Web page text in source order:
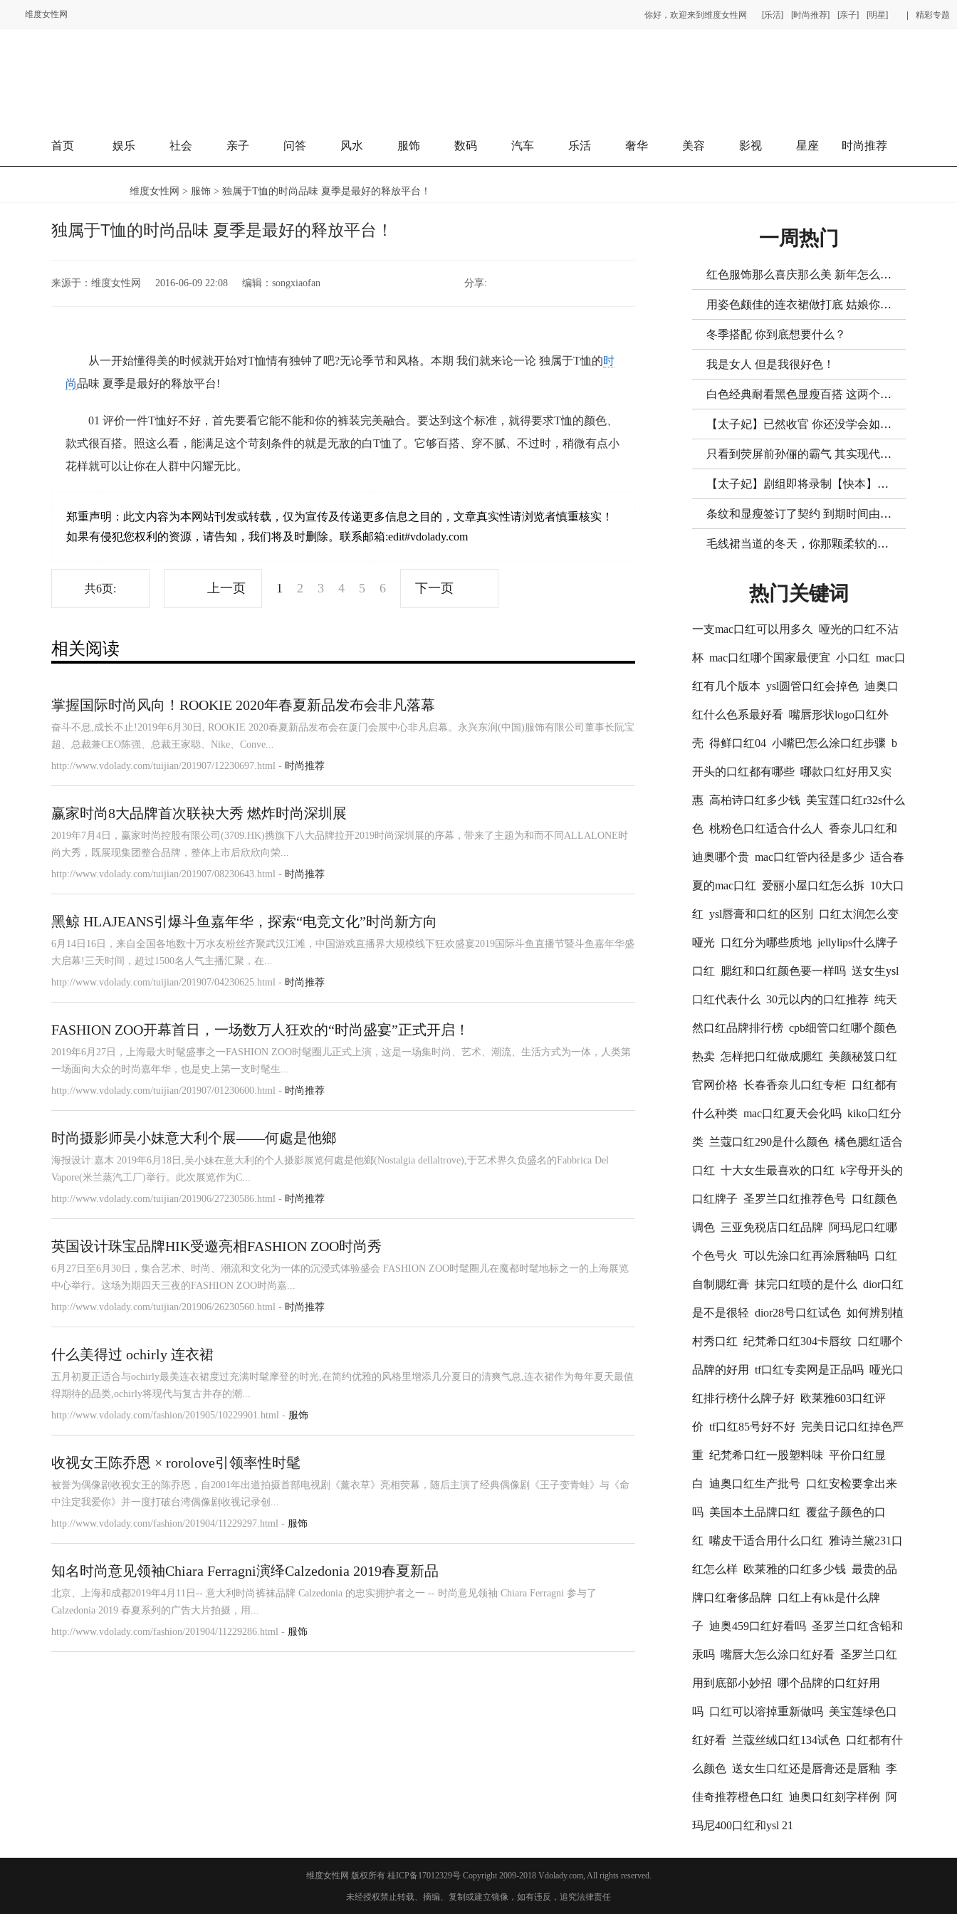
维度女性网 精彩专题
[乐活] [时尚推荐] [亲子] [明星]
你好，欢迎来到维度女性网
首页 娱乐 社会 亲子 问答 风水 服饰 数码 汽车 乐活 奢华 美容 影视 星座 时尚推荐
维度女性网 > 服饰 > 独属于T恤的时尚品味 夏季是最好的释放平台！
独属于T恤的时尚品味 夏季是最好的释放平台！
来源于： 维度女性网 2016-06-09 22:08 编辑： songxiaofan 分享:
从一开始懂得美的时候就开始对T恤情有独钟了吧?无论季节和风格。本期 我们就来论一论 独属于T恤的时
尚品味 夏季是最好的释放平台!
01 评价一件T恤好不好，首先要看它能不能和你的裤装完美融合。要达到这个标准，就得要求T恤的颜色、
款式很百搭。照这么看，能满足这个苛刻条件的就是无敌的白T恤了。它够百搭、穿不腻、不过时，稍微有点小
花样就可以让你在人群中闪耀无比。
郑重声明： 此文内容为本网站刊发或转载，仅为宣传及传递更多信息之目的，文章真实性请浏览者慎重核实！
如果有侵犯您权利的资源，请告知，我们将及时删除。联系邮箱:edit#vdolady.com
共6页: 上一页 1 2 3 4 5 6 下一页
相关阅读
掌握国际时尚风向！ROOKIE 2020年春夏新品发布会非凡落幕
奋斗不息,成长不止!2019年6月30日, ROOKIE 2020春夏新品发布会在厦门会展中心非凡启幕。永兴东润(中国)服饰有限公司董事长阮宝
超、总裁兼CEO陈强、总裁王家聪、Nike、Conve...
http://www.vdolady.com/tuijian/201907/12230697.html - 时尚推荐
赢家时尚8大品牌首次联袂大秀 燃炸时尚深圳展
2019年7月4日，赢家时尚控股有限公司(3709.HK)携旗下八大品牌拉开2019时尚深圳展的序幕，带来了主题为和而不同ALLALONE时
尚大秀，既展现集团整合品牌，整体上市后欣欣向荣...
http://www.vdolady.com/tuijian/201907/08230643.html - 时尚推荐
黑鲸 HLAJEANS引爆斗鱼嘉年华，探索“电竞文化”时尚新方向
6月14日16日，来自全国各地数十万水友粉丝齐聚武汉江滩，中国游戏直播界大规模线下狂欢盛宴2019国际斗鱼直播节暨斗鱼嘉年华盛
大启幕!三天时间，超过1500名人气主播汇聚，在...
http://www.vdolady.com/tuijian/201907/04230625.html - 时尚推荐
FASHION ZOO开幕首日，一场数万人狂欢的“时尚盛宴”正式开启！
2019年6月27日，上海最大时髦盛事之一FASHION ZOO时髦圈儿正式上演，这是一场集时尚、艺术、潮流、生活方式为一体，人类第
一场面向大众的时尚嘉年华，也是史上第一支时髦生...
http://www.vdolady.com/tuijian/201907/01230600.html - 时尚推荐
时尚摄影师吴小妹意大利个展——何處是他鄉
海报设计:嘉木 2019年6月18日,吴小妹在意大利的个人摄影展览何處是他鄉(Nostalgia dellaltrove),于艺术界久负盛名的Fabbrica Del
Vapore(米兰蒸汽工厂)举行。此次展览作为C...
http://www.vdolady.com/tuijian/201906/27230586.html - 时尚推荐
英国设计珠宝品牌HIK受邀亮相FASHION ZOO时尚秀
6月27日至6月30日，集合艺术、时尚、潮流和文化为一体的沉浸式体验盛会 FASHION ZOO时髦圈儿在魔都时髦地标之一的上海展览
中心举行。这场为期四天三夜的FASHION ZOO时尚嘉...
http://www.vdolady.com/tuijian/201906/26230560.html - 时尚推荐
什么美得过 ochirly 连衣裙
五月初夏正适合与ochirly最美连衣裙度过充满时髦摩登的时光,在简约优雅的风格里增添几分夏日的清爽气息,连衣裙作为每年夏天最值
得期待的品类,ochirly将现代与复古并存的潮...
http://www.vdolady.com/fashion/201905/10229901.html - 服饰
收视女王陈乔恩 × rorolove引领率性时髦
被誉为偶像剧收视女王的陈乔恩，自2001年出道拍摄首部电视剧《薰衣草》亮相荧幕，随后主演了经典偶像剧《王子变青蛙》与《命
中注定我爱你》并一度打破台湾偶像剧收视记录创...
http://www.vdolady.com/fashion/201904/11229297.html - 服饰
知名时尚意见领袖Chiara Ferragni演绎Calzedonia 2019春夏新品
北京、上海和成都2019年4月11日-- 意大利时尚裤袜品牌 Calzedonia 的忠实拥护者之一 -- 时尚意见领袖 Chiara Ferragni 参与了
Calzedonia 2019 春夏系列的广告大片拍摄，用...
http://www.vdolady.com/fashion/201904/11229286.html - 服饰
一周热门
红色服饰那么喜庆那么美 新年怎么能少了它呢？
用姿色颇佳的连衣裙做打底 姑娘你赢了！
冬季搭配 你到底想要什么？
我是女人 但是我很好色！
白色经典耐看黑色显瘦百搭 这两个颜色仿佛维持了整个夏季的穿搭！
【太子妃】已然收官 你还没学会如何hold住万般风情吗？
只看到荧屏前孙俪的霸气 其实现代的她也很霸气哦！
【太子妃】剧组即将录制【快本】？兴奋之余先来学学穿搭吧！
条纹和显瘦签订了契约 到期时间由你掌握！
毛线裙当道的冬天，你那颗柔软的心还好吗？
热门关键词
一支mac口红可以用多久 哑光的口红不沾
杯 mac口红哪个国家最便宜 小口红 mac口
红有几个版本 ysl圆管口红会掉色 迪奥口
红什么色系最好看 嘴唇形状logo口红外
壳 得鲜口红04 小嘴巴怎么涂口红步骤 b
开头的口红都有哪些 哪款口红好用又实
惠 高柏诗口红多少钱 美宝莲口红r32s什么
色 桃粉色口红适合什么人 香奈儿口红和
迪奥哪个贵 mac口红管内径是多少 适合春
夏的mac口红 爱丽小屋口红怎么拆 10大口
红 ysl唇膏和口红的区别 口红太润怎么变
哑光 口红分为哪些质地 jellylips什么牌子
口红 腮红和口红颜色要一样吗 送女生ysl
口红代表什么 30元以内的口红推荐 纯天
然口红品牌排行榜 cpb细管口红哪个颜色
热卖 怎样把口红做成腮红 美颜秘笈口红
官网价格 长春香奈儿口红专柜 口红都有
什么种类 mac口红夏天会化吗 kiko口红分
类 兰蔻口红290是什么颜色 橘色腮红适合
口红 十大女生最喜欢的口红 k字母开头的
口红牌子 圣罗兰口红推荐色号 口红颜色
调色 三亚免税店口红品牌 阿玛尼口红哪
个色号火 可以先涂口红再涂唇釉吗 口红
自制腮红膏 抹完口红喷的是什么 dior口红
是不是很轻 dior28号口红试色 如何辨别植
村秀口红 纪梵希口红304卡唇纹 口红哪个
品牌的好用 tf口红专卖网是正品吗 哑光口
红排行榜什么牌子好 欧莱雅603口红评
价 tf口红85号好不好 完美日记口红掉色严
重 纪梵希口红一股塑料味 平价口红显
白 迪奥口红生产批号 口红安检要拿出来
吗 美国本土品牌口红 覆盆子颜色的口
红 嘴皮干适合用什么口红 雅诗兰黛231口
红怎么样 欧莱雅的口红多少钱 最贵的品
牌口红奢侈品牌 口红上有kk是什么牌
子 迪奥459口红好看吗 圣罗兰口红含铅和
汞吗 嘴唇大怎么涂口红好看 圣罗兰口红
用到底部小妙招 哪个品牌的口红好用
吗 口红可以溶掉重新做吗 美宝莲绿色口
红好看 兰蔻丝绒口红134试色 口红都有什
么颜色 送女生口红还是唇膏还是唇釉 李
佳奇推荐橙色口红 迪奥口红刻字样例 阿
玛尼400口红和ysl 21
维度女性网 版权所有 桂ICP备17012329号Copyright 2009-2018 Vdolady.com, All rights reserved.
未经授权禁止转载、摘编、复制或建立镜像，如有违反，追究法律责任